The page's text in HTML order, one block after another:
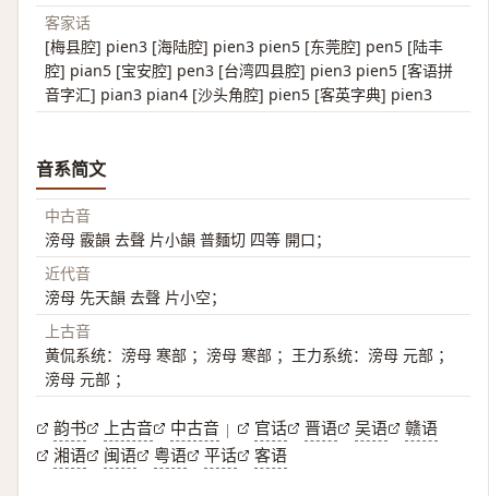
客家话
[梅县腔] pien3 [海陆腔] pien3 pien5 [东莞腔] pen5 [陆丰
腔] pian5 [宝安腔] pen3 [台湾四县腔] pien3 pien5 [客语拼
音字汇] pian3 pian4 [沙头角腔] pien5 [客英字典] pien3
音系简文
中古音
滂母 霰韻 去聲 片小韻 普麵切 四等 開口；
近代音
滂母 先天韻 去聲 片小空；
上古音
黄侃系统：滂母 寒部 ；滂母 寒部 ；王力系统：滂母 元部 ；
滂母 元部 ；
韵书 上古音 中古音 | 官话 晋语 吴语
赣语
湘语
闽语 粤语 平话 客语